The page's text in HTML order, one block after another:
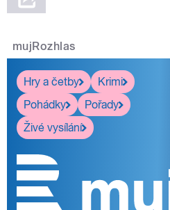
mujRozhlas
Hry a četby
Krimi
Pohádky
Pořady
Živé vysílání